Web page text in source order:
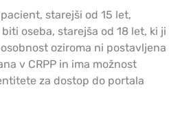
starejši od 15 let,
oseba, starejša od 18 let, ki ji
oziroma ni postavljena
v CRPP in ima možnost
za dostop do portala